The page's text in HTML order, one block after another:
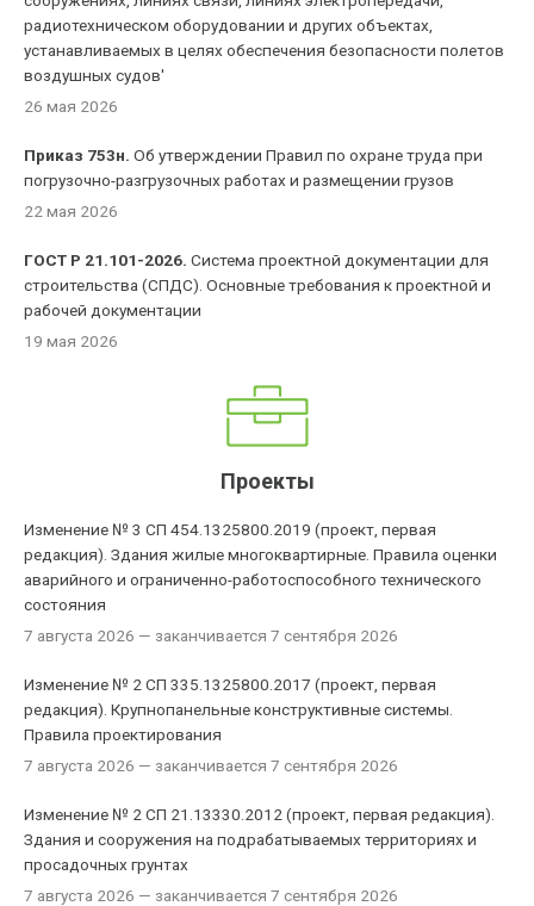
радиотехническом оборудовании и других объектах,
устанавливаемых в целях обеспечения безопасности полетов
воздушных судов'
26 мая 2026
Приказ 753н. Об утверждении Правил по охране труда при
погрузочно-разгрузочных работах и размещении грузов
22 мая 2026
ГОСТ Р 21.101-2026. Система проектной документации для
строительства (СПДС). Основные требования к проектной и
рабочей документации
19 мая 2026
Проекты
Изменение № 3 СП 454.1325800.2019 (проект, первая
редакция). Здания жилые многоквартирные. Правила оценки
аварийного и ограниченно-работоспособного технического
состояния
7 августа 2026 — заканчивается 7 сентября 2026
Изменение № 2 СП 335.1325800.2017 (проект, первая
редакция). Крупнопанельные конструктивные системы.
Правила проектирования
7 августа 2026 — заканчивается 7 сентября 2026
Изменение № 2 СП 21.13330.2012 (проект, первая редакция).
Здания и сооружения на подрабатываемых территориях и
просадочных грунтах
7 августа 2026 — заканчивается 7 сентября 2026